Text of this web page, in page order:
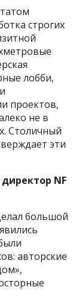
строгих
лобби,
проектов,
не в
Столичный
эти
NF
большой
авторские